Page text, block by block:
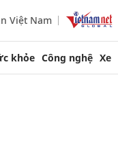
Việt Nam
khỏe Công nghệ Xe